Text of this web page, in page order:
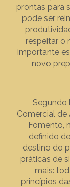
prontas para
pode ser
respeitar o
importante
novo
Segundo
Comercial de
Fomento,
definido
destino do
práticas de
mais:
princípios